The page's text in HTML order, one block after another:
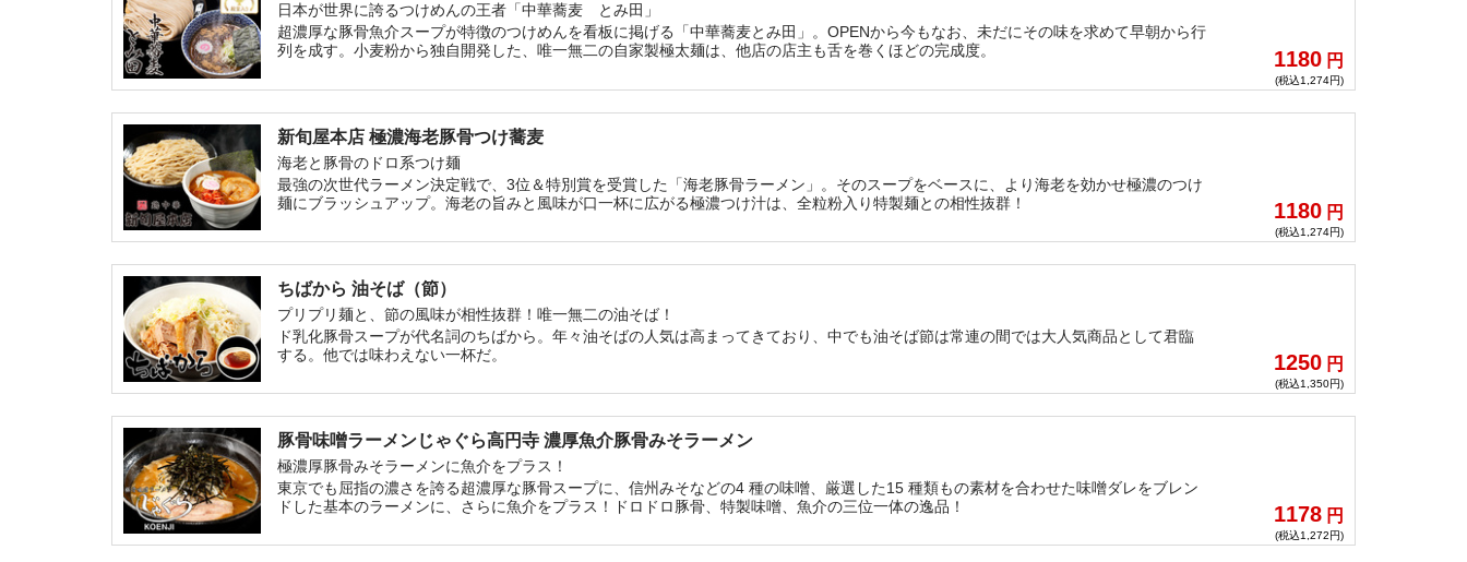
日本が世界に誇るつけめんの王者「中華蕎麦 とみ田」
超濃厚な豚骨魚介スープが特徴のつけめんを看板に掲げる「中華蕎麦とみ田」。OPENから今もなお、未だにその味を求めて早朝から行
列を成す。小麦粉から独自開発した、唯一無二の自家製極太麺は、他店の店主も舌を巻くほどの完成度。
1180 円
(税込1,274円)
新旬屋本店 極濃海老豚骨つけ蕎麦
海老と豚骨のドロ系つけ麺
最強の次世代ラーメン決定戦で、3位＆特別賞を受賞した「海老豚骨ラーメン」。そのスープをベースに、より海老を効かせ極濃のつけ
麺にブラッシュアップ。海老の旨みと風味が口一杯に広がる極濃つけ汁は、全粒粉入り特製麺との相性抜群！
1180 円
(税込1,274円)
ちばから 油そば（節）
プリプリ麺と、節の風味が相性抜群！唯一無二の油そば！
ド乳化豚骨スープが代名詞のちばから。年々油そばの人気は高まってきており、中でも油そば節は常連の間では大人気商品として君臨
する。他では味わえない一杯だ。
1250 円
(税込1,350円)
豚骨味噌ラーメンじゃぐら高円寺 濃厚魚介豚骨みそラーメン
極濃厚豚骨みそラーメンに魚介をプラス！
東京でも屈指の濃さを誇る超濃厚な豚骨スープに、信州みそなどの4 種の味噌、厳選した15 種類もの素材を合わせた味噌ダレをブレン
ドした基本のラーメンに、さらに魚介をプラス！ドロドロ豚骨、特製味噌、魚介の三位一体の逸品！
1178 円
(税込1,272円)